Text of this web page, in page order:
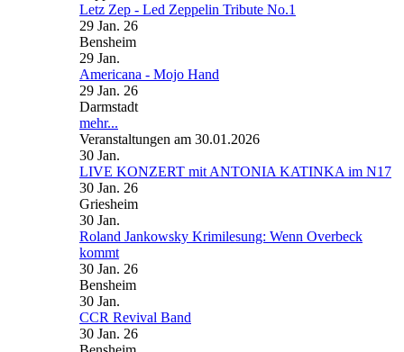
Letz Zep - Led Zeppelin Tribute No.1
29 Jan. 26
Bensheim
29 Jan.
Americana - Mojo Hand
29 Jan. 26
Darmstadt
mehr...
Veranstaltungen am 30.01.2026
30 Jan.
LIVE KONZERT mit ANTONIA KATINKA im N17
30 Jan. 26
Griesheim
30 Jan.
Roland Jankowsky Krimilesung: Wenn Overbeck
kommt
30 Jan. 26
Bensheim
30 Jan.
CCR Revival Band
30 Jan. 26